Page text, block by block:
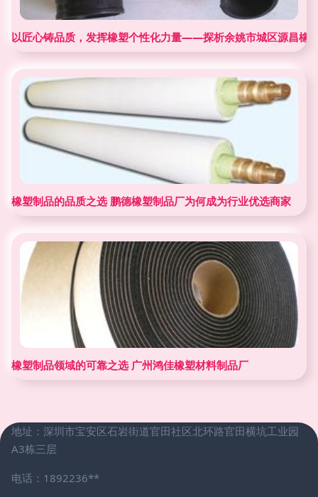
以匠心铸品质，发挥橡塑个性化力量——探析余姚市城区源昌橡
橡塑制品的品质之选 鹏德橡塑制品厂为何成为行业优选商家
橡塑制品领域的可靠之选 广州鸿佳橡塑材料制品厂
地址：深圳市宝安区石岩街道官田社区北环路官田横坑工业园
A3栋三层
电话：1892236**